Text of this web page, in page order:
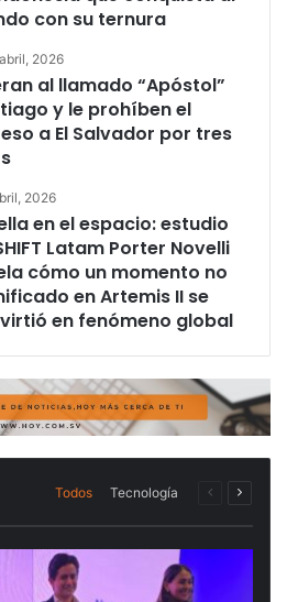
con su ternura
2026
al llamado “Apóstol”
y le prohíben el
a El Salvador por tres
2026
en el espacio: estudio
Latam Porter Novelli
cómo un momento no
en Artemis II se
en fenómeno global
Todos Tecnología
Página